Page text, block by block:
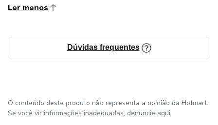
Ler menos
Dúvidas frequentes
O conteúdo deste produto não representa a opinião da Hotmart.
Se você vir informações inadequadas, denuncie aqui